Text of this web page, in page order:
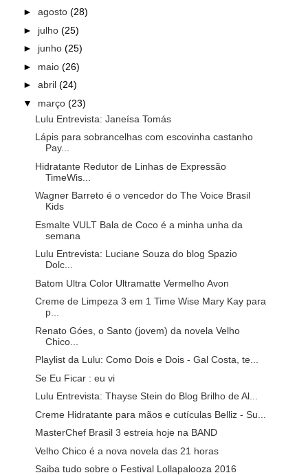
► agosto (28)
► julho (25)
► junho (25)
► maio (26)
► abril (24)
▼ março (23)
Lulu Entrevista: Janeísa Tomás
Lápis para sobrancelhas com escovinha castanho
Pay...
Hidratante Redutor de Linhas de Expressão
TimeWis...
Wagner Barreto é o vencedor do The Voice Brasil
Kids
Esmalte VULT Bala de Coco é a minha unha da
semana
Lulu Entrevista: Luciane Souza do blog Spazio
Dolc...
Batom Ultra Color Ultramatte Vermelho Avon
Creme de Limpeza 3 em 1 Time Wise Mary Kay para
p...
Renato Góes, o Santo (jovem) da novela Velho
Chico...
Playlist da Lulu: Como Dois e Dois - Gal Costa, te...
Se Eu Ficar : eu vi
Lulu Entrevista: Thayse Stein do Blog Brilho de Al...
Creme Hidratante para mãos e cutículas Belliz - Su...
MasterChef Brasil 3 estreia hoje na BAND
Velho Chico é a nova novela das 21 horas
Saiba tudo sobre o Festival Lollapalooza 2016